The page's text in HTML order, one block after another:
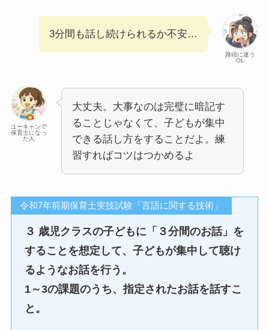
路頭に迷う
OL
3分間も話し続けられるか不安…
ユーキャンで
保育士になっ
た人
大丈夫。大事なのは完璧に暗記す
ることじゃなくて、子どもが集中
できる話し方をすることだよ。練
習すればコツはつかめるよ
令和7年前期保育士実技試験「言語に関する技術」
３ 歳児クラスの子どもに「３分間のお話」を
することを想定して、子どもが集中して聴け
るようなお話を行う。
1～3の課題のうち、指定されたお話を話すこ
と。